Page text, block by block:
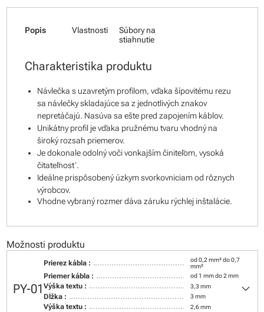
Popis Vlastnosti
Súbory na
stiahnutie
Charakteristika produktu
Návlečka s uzavretým profilom, vďaka šípovitému rezu
sa návlečky skladajúce sa z jednotlivých znakov
nepretáčajú. Nasúva sa ešte pred zapojením káblov.
Unikátny profil je vďaka pružnému tvaru vhodný na
široký rozsah priemerov.
Je dokonale odolný voči vonkajším činiteľom, vysoká
čitateľnosť.
Ideálne prispôsobený úzkym svorkovniciam od rôznych
výrobcov.
Vhodne vybraný rozmer dáva záruku rýchlej inštalácie.
Možnosti produktu
PY-01
Prierez kábla :
od 0,2 mm² do 0,7
mm²
Priemer kábla : od 1 mm do 2 mm
Výška textu : 3,3 mm
Dĺžka : 3 mm
Výška textu : 2,6 mm
keyboard_arrow_down